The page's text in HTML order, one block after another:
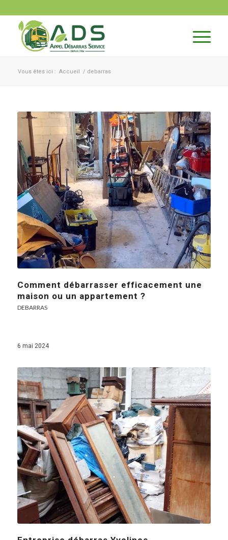
Vous êtes ici : Accueil / debarras
Comment débarrasser efficacement une
maison ou un appartement ?
DEBARRAS
6 mai 2024